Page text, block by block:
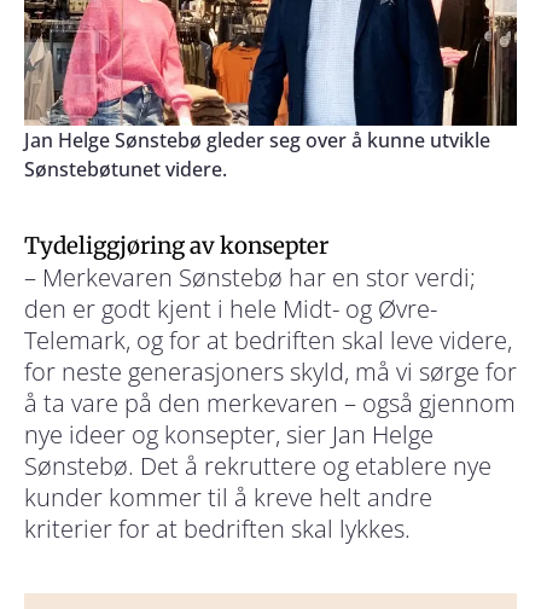
Jan Helge Sønstebø gleder seg over å kunne utvikle
Sønstebøtunet videre.
Tydeliggjøring av konsepter
– Merkevaren Sønstebø har en stor verdi;
den er godt kjent i hele Midt- og Øvre-
Telemark, og for at bedriften skal leve videre,
for neste generasjoners skyld, må vi sørge for
å ta vare på den merkevaren – også gjennom
nye ideer og konsepter, sier Jan Helge
Sønstebø. Det å rekruttere og etablere nye
kunder kommer til å kreve helt andre
kriterier for at bedriften skal lykkes.